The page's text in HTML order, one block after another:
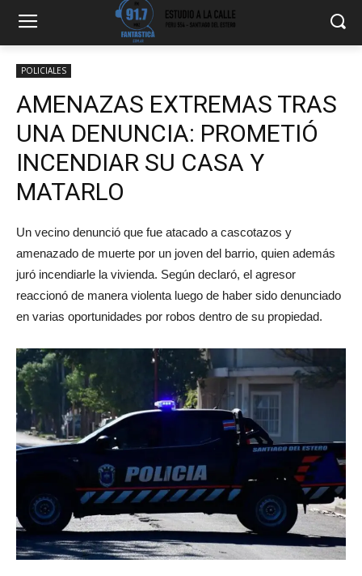
POLICIALES
AMENAZAS EXTREMAS TRAS
UNA DENUNCIA: PROMETIÓ
INCENDIAR SU CASA Y
MATARLO
Un vecino denunció que fue atacado a cascotazos y
amenazado de muerte por un joven del barrio, quien además
juró incendiarle la vivienda. Según declaró, el agresor
reaccionó de manera violenta luego de haber sido denunciado
en varias oportunidades por robos dentro de su propiedad.